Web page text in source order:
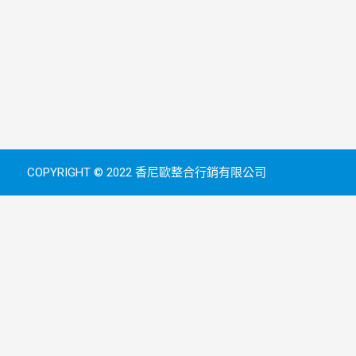
COPYRIGHT © 2022 香尼歐整合行銷有限公司